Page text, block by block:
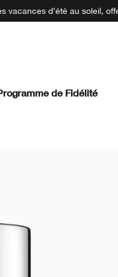
vacances d’été au soleil,
de Fidélité